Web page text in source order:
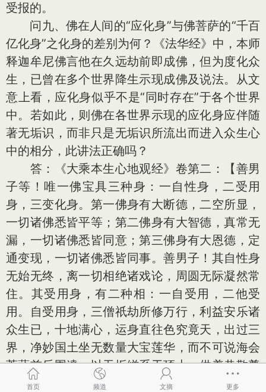
受报的。
问九、佛在人间的“应化身”与佛菩萨的“千百
亿化身”之化身的差别为何？《法华经》中，本师
释迦牟尼佛言他在久远劫前即成佛，但为度化众
生，已曾在多个世界降生示现成佛及说法。从文
意上看，应化身似乎不是“同时存在”于各个世界
中。若如此，则佛在各世界示现的应化身应伴随
著无垢识，而非只是无垢识所流出而进入众生心
中的相分，此讲法正确吗？
答：《大乘本生心地观经》卷第二：【善男
子等！唯一佛宝具三种身：一自性身，二受用
身，三变化身。第一佛身有大断德，二空所显，
一切诸佛悉皆平等；第二佛身有大智德，真常无
漏，一切诸佛悉皆同意；第三佛身有大恩德，定
通变现，一切诸佛悉皆同事。善男子！其自性身
无始无终，离一切相绝诸戏论，周圆无际凝然常
住。其受用身，有二种相：一自受用，二他受
用。自受用身，三僧祇劫所修万行，利益安乐诸
众生已，十地满心，运身直往色究竟天，出过三
界，净妙国土坐无数量大宝莲华，而不可说海会
菩萨前后围遶，以无垢缯系于顶上，供养恭敬尊
重赞叹，如是名为后报利益。
首页 频道 文摘 更多